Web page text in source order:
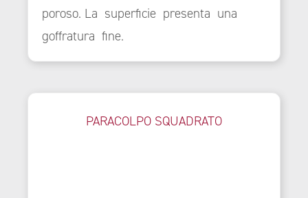
poroso. La superficie presenta una
goffratura fine.
PARACOLPO SQUADRATO